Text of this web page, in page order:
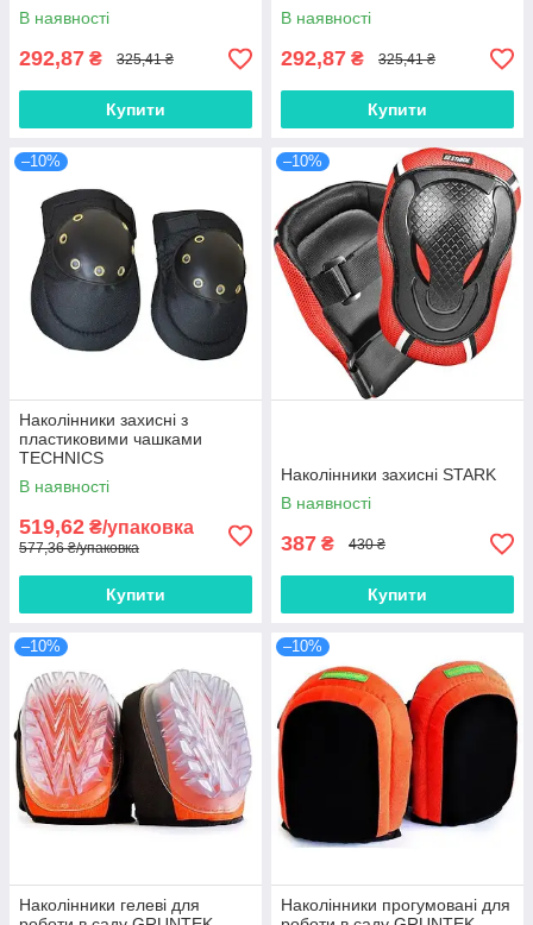
В наявності
292,87 ₴ 325,41 ₴
Купити
В наявності
292,87 ₴ 325,41 ₴
Купити
–10%
Наколінники захисні з
пластиковими чашками
TECHNICS
В наявності
519,62 ₴/упаковка
577,36 ₴/упаковка
Купити
–10%
Наколінники захисні STARK
В наявності
387 ₴ 430 ₴
Купити
–10%
Наколінники гелеві для
–10%
Наколінники прогумовані для